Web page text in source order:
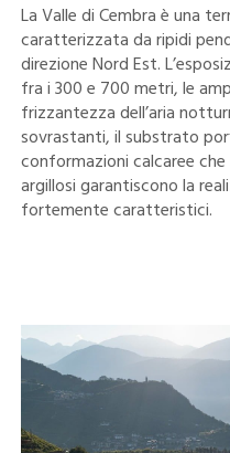
La Valle di Cembra è una
caratterizzata da ripidi
direzione Nord Est.
fra i 300 e 700 metri, le
frizzantezza dell’aria
sovrastanti, il substrato
conformazioni calcaree
argillosi garantiscono la
fortemente caratteristici.